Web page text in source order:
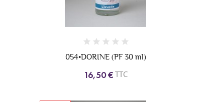
054•DORINE (PF 30 ml)
16,50 € TTC